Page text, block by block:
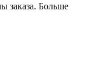
заказа. Больше